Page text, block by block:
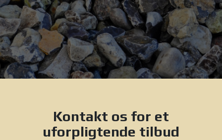
Kontakt os for et
uforpligtende tilbud